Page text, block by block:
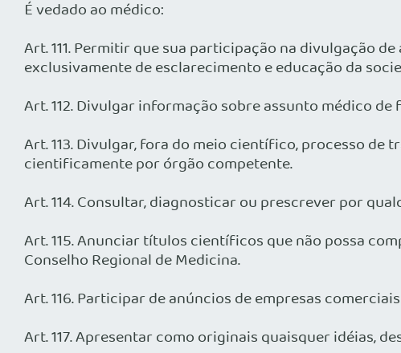
É vedado ao médico:
Art. 111. Permitir que sua participação na divulgação
exclusivamente de esclarecimento e educação da
Art. 112. Divulgar informação sobre assunto médico
Art. 113. Divulgar, fora do meio científico, processo
cientificamente por órgão competente.
Art. 114. Consultar, diagnosticar ou prescrever por
Art. 115. Anunciar títulos científicos que não possa
Conselho Regional de Medicina.
Art. 116. Participar de anúncios de empresas
Art. 117. Apresentar como originais quaisquer idéias,